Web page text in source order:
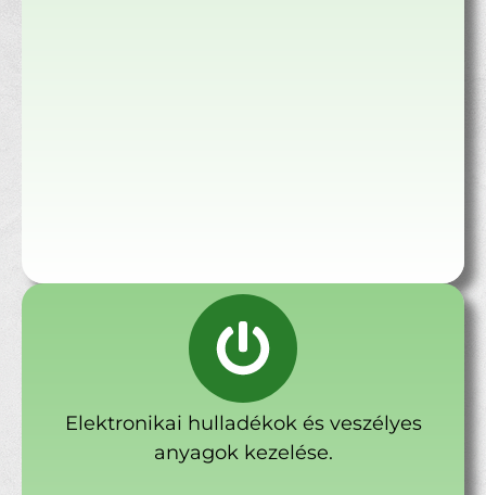
Elektronikai hulladékok és veszélyes
anyagok kezelése.